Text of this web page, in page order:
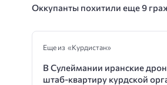
Оккупанты похитили еще 9
Еще из «Курдистан»
В Сулеймании иранские
штаб-квартиру курдской